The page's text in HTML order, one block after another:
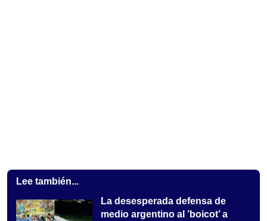
Lee también...
La desesperada defensa de
medio argentino al ’boicot’ a